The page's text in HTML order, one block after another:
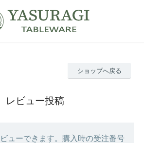
ショップへ戻る
レビュー投稿
ューできます。購入時の受注番号